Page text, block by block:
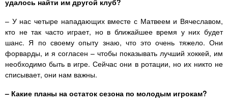
– У нас четыре нападающих вместе с Матвеем и Вячеславом,
кто не так часто играет, но в ближайшее время у них будет
шанс. Я по своему опыту знаю, что это очень тяжело. Они
форварды, и я согласен – чтобы показывать лучший хоккей, им
необходимо быть в игре. Сейчас они в ротации, но их никто не
списывает, они нам важны.
– Какие планы на остаток сезона по молодым игрокам?